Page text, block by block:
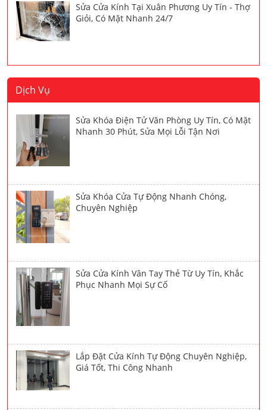
Sửa Cửa Kính Tại Xuân Phương Uy Tín - Thợ
Giỏi, Có Mặt Nhanh 24/7
Dịch Vụ
Sửa Khóa Điện Tử Văn Phòng Uy Tín, Có Mặt
Nhanh 30 Phút, Sửa Mọi Lỗi Tận Nơi
Sửa Khóa Cửa Tự Động Nhanh Chóng,
Chuyên Nghiệp
Sửa Cửa Kính Vân Tay Thẻ Từ Uy Tín, Khắc
Phục Nhanh Mọi Sự Cố
Lắp Đặt Cửa Kính Tự Động Chuyên Nghiệp,
Giá Tốt, Thi Công Nhanh